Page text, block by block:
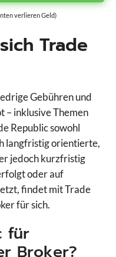
0.0
verlieren Geld)
Trade
Gebühren und
– inklusive Themen
Republic sowohl
langfristig orientierte,
jedoch kurzfristig
oder auf
findet mit Trade
für sich.
für
Broker?